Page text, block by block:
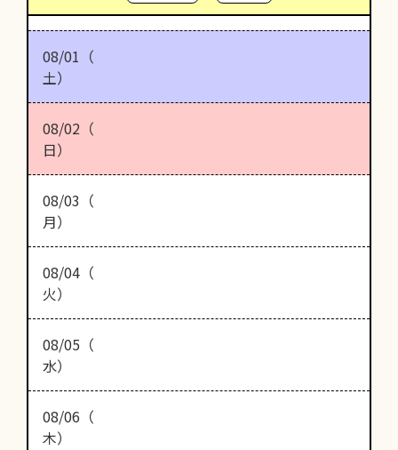
08/01（
土）
08/02（
日）
08/03（
月）
08/04（
火）
08/05（
水）
08/06（
木）